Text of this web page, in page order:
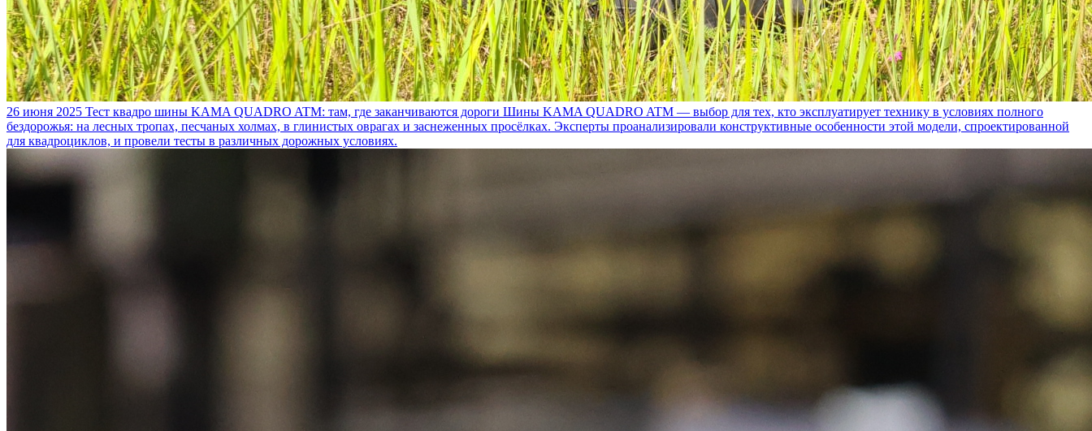
26 июня 2025 Тест квадро шины KAMA QUADRO ATM: там, где заканчиваются дороги Шины KAMA QUADRO ATM — выбор для тех, кто эксплуатирует технику в условиях полного
бездорожья: на лесных тропах, песчаных холмах, в глинистых оврагах и заснеженных просёлках. Эксперты проанализировали конструктивные особенности этой модели, спроектированной
для квадроциклов, и провели тесты в различных дорожных условиях.